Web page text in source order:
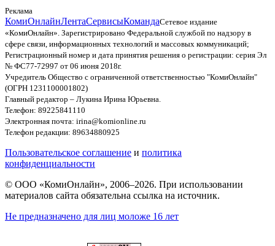
Реклама
КомиОнлайнЛентаСервисыКомандаСетевое издание
«КомиОнлайн». Зарегистрировано Федеральной службой по надзору в
сфере связи, информационных технологий и массовых коммуникаций;
Регистрационный номер и дата принятия решения о регистрации: серия Эл
№ ФС77-72997 от 06 июня 2018г.
Учредитель Общество с ограниченной ответственностью "КомиОнлайн"
(ОГРН 1231100001802)
Главный редактор – Лукина Ирина Юрьевна.
Телефон: 89225841110
Электронная почта: irina@komionline.ru
Телефон редакции: 89634880925
Пользовательское соглашение и политика
конфиденциальности
© ООО «КомиОнлайн», 2006–2026. При использовании
материалов сайта обязательна ссылка на источник.
Не предназначено для лиц моложе 16 лет